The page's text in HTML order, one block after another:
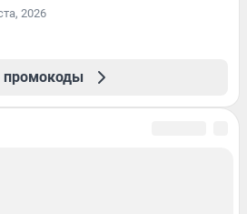
2026
промокоды